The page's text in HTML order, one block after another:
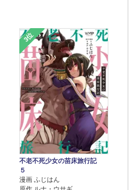
3位
不老不死少女の苗床旅行記
５
漫画 ふじはん